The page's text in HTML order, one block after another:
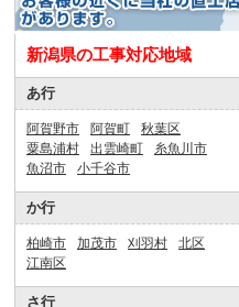
新潟県の工事対応地域
あ行
阿賀野市 阿賀町
秋葉区
粟島浦村
出雲崎町
糸魚川市
魚沼市
小千谷市
か行
柏崎市 加茂市 刈羽村
北区
江南区
さ行